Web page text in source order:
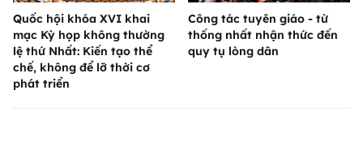
Quốc hội khóa XVI khai
mạc Kỳ họp không thường
lệ thứ Nhất: Kiến tạo thể
chế, không để lỡ thời cơ
phát triển
Công tác tuyên giáo - từ
thống nhất nhận thức đến
quy tụ lòng dân